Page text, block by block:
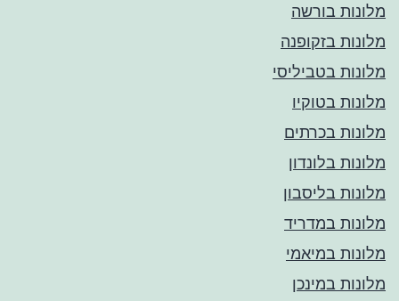
מלונות בורשה
מלונות בזקופנה
מלונות בטביליסי
מלונות בטוקיו
מלונות בכרתים
מלונות בלונדון
מלונות בליסבון
מלונות במדריד
מלונות במיאמי
מלונות במינכן